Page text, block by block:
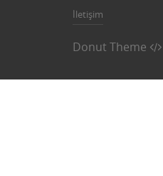
İletişim
Donut Theme